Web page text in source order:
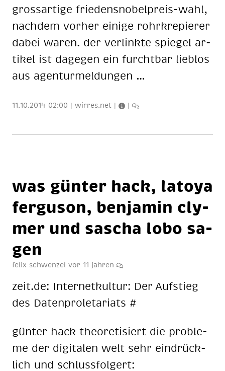
gross­ar­ti­ge frie­dens­no­bel­preis-wahl,
nach­dem vor­her ei­ni­ge rohr­kre­pie­rer
da­bei wa­ren. der ver­link­te spie­gel ar­
ti­kel ist da­ge­gen ein furcht­bar lieb­los
aus agen­tur­mel­dun­gen …
11.10.2014 02:00 | wirres.net | |
was gün­ter hack, la­toya
fer­gu­son, ben­ja­min cly­
mer und sa­scha lo­bo sa­
gen
felix schwenzel vor 11 jahren
zeit.de: In­ter­net­kul­tur: Der Auf­stieg
des Da­ten­pro­le­ta­ri­ats #
gün­ter hack theo­re­ti­siert die pro­ble­
me der di­gi­ta­len welt sehr ein­drück­
lich und schluss­fol­gert: